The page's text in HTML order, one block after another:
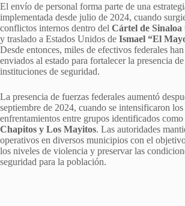
El envío de personal forma parte de una
implementada desde julio de 2024, cuando
conflictos internos dentro del Cártel de Sinaloa
y traslado a Estados Unidos de Ismael “El
Desde entonces, miles de efectivos federales
enviados al estado para fortalecer la presencia
instituciones de seguridad.
La presencia de fuerzas federales aumentó
septiembre de 2024, cuando se intensificaron los
enfrentamientos entre grupos identificados como
Chapitos y Los Mayitos. Las autoridades
operativos en diversos municipios con el
los niveles de violencia y preservar las
seguridad para la población.